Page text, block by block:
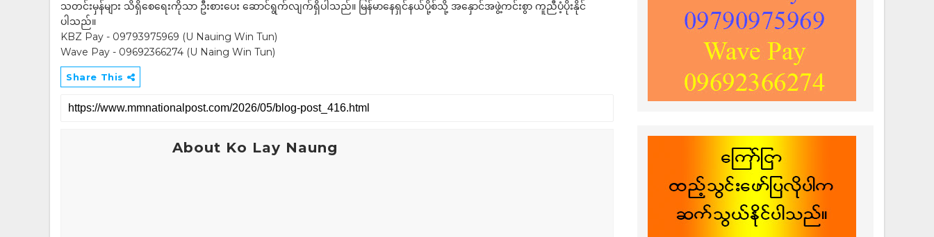
သတင်းမှန်များ သိရှိစေရေးကိုသာ ဦးစားပေး ဆောင်ရွက်လျက်ရှိပါသည်။ မြန်မာနေရှင်နယ်ပို့စ်သို့ အနှောင်အဖွဲ့ကင်းစွာ ကူညီပံ့ပိုးနိုင်
ပါသည်။
KBZ Pay - 09793975969 (U Nauing Win Tun)
Wave Pay - 09692366274 (U Naing Win Tun)
Share This
About Ko Lay Naung